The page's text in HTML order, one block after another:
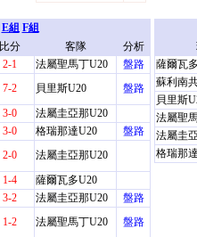
E組 F組
比分 客隊
分析
2-1 法屬聖馬丁U20
盤路
7-2 貝里斯U20
盤路
3-0
法屬圭亞那U20
3-0 格瑞那達U20
盤路
2-0
法屬圭亞那U20
1-4
薩爾瓦多U20
3-2 法屬圭亞那U20
盤路
1-2 法屬聖馬丁U20
盤路
薩爾瓦
蘇利南
貝里斯
法屬聖
法屬圭
格瑞那